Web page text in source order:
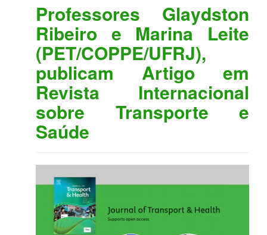
Professores Glaydston
Ribeiro e Marina Leite
(PET/COPPE/UFRJ),
publicam Artigo em
Revista Internacional
sobre Transporte e
Saúde